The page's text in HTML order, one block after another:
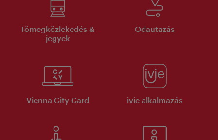
Tömegközlekedés &
jegyek
Odautazás
Vienna City Card ivie alkalmazás